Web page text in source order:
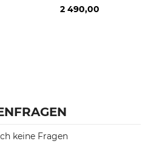
2 490,00
keine Fragen